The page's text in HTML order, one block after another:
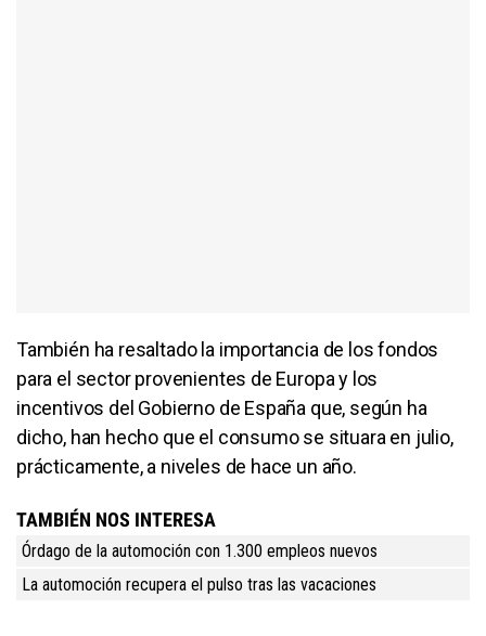
También ha resaltado la importancia de los fondos
para el sector provenientes de Europa y los
incentivos del Gobierno de España que, según ha
dicho, han hecho que el consumo se situara en julio,
prácticamente, a niveles de hace un año.
TAMBIÉN NOS INTERESA
Órdago de la automoción con 1.300 empleos nuevos
La automoción recupera el pulso tras las vacaciones